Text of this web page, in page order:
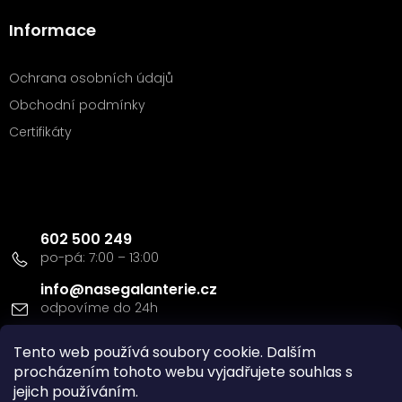
Tento web používá soubory cookie. Dalším
procházením tohoto webu vyjadřujete souhlas s
jejich používáním.
Informace
Ochrana osobních údajů
Obchodní podmínky
Certifikáty
info@nasegalanterie.cz
602 500 249
Doprava a platba